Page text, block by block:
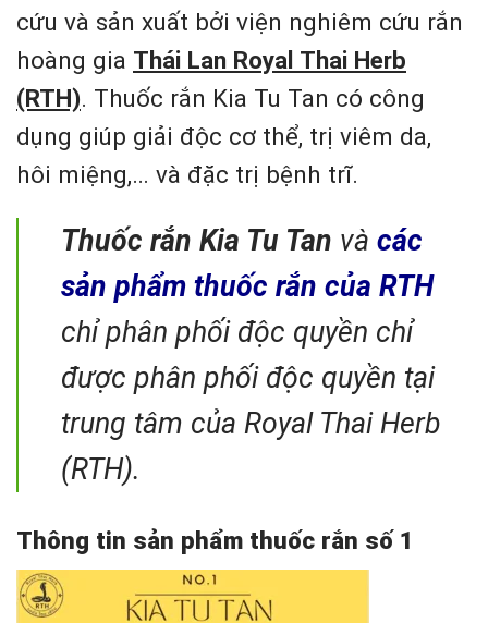
cứu và sản xuất bởi viện nghiêm cứu rắn
hoàng gia Thái Lan Royal Thai Herb
(RTH). Thuốc rắn Kia Tu Tan có công
dụng giúp giải độc cơ thể, trị viêm da,
hôi miệng,… và đặc trị bệnh trĩ.
Thuốc rắn Kia Tu Tan và các
sản phẩm thuốc rắn của RTH
chỉ phân phối độc quyền chỉ
được phân phối độc quyền tại
trung tâm của Royal Thai Herb
(RTH).
Thông tin sản phẩm thuốc rắn số 1